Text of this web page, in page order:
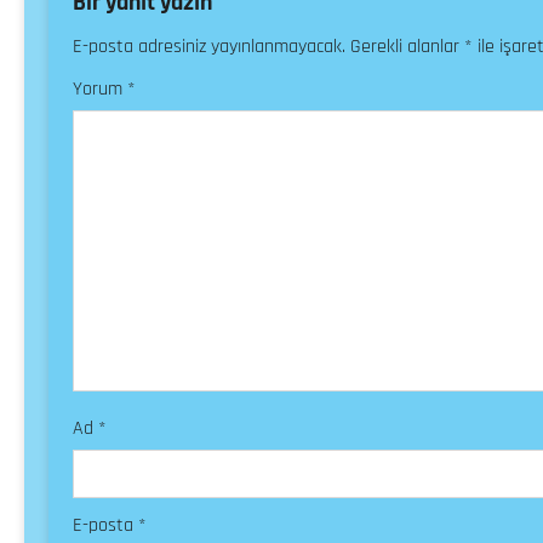
E-posta adresiniz yayınlanmayacak. Gerekli alanlar * ile
Yorum *
Ad *
E-posta *